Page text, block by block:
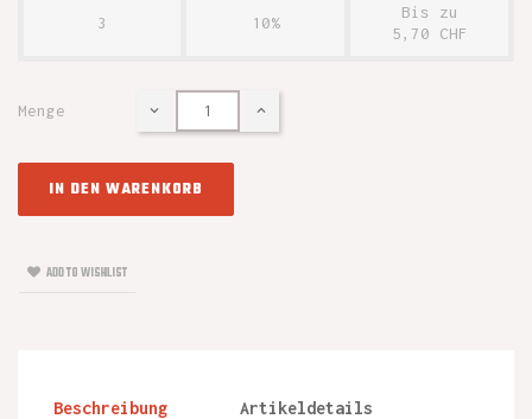
3 10%
Bis zu
5,70 CHF
Menge
IN DEN WARENKORB
ADD TO WISHLIST
Beschreibung Artikeldetails